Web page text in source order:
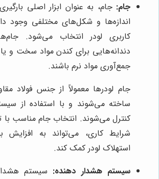
جام: جام، به عنوان ابزار اصلی
اندازه‌ها و شکل‌های مختلفی وجود
کاربری لودر انتخاب می‌شود.
دندانه‌هایی برای کندن مواد سخت و
جمع‌آوری مواد نرم باشند.
جام لودرها معمولاً از جنس فولاد
ساخته می‌شوند و با استفاده از
کنترل می‌شوند. انتخاب جام مناسب با
شرایط کاری، می‌تواند به
استهلاک لودر کمک کند.
سیستم هشدار دهنده: سیستم